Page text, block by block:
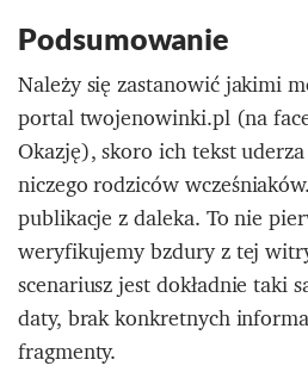
Podsumowanie
Należy się zastanowić jakimi
portal twojenowinki.pl (na
Okazję), skoro ich tekst
niczego rodziców
publikacje z daleka. To nie
weryfikujemy bzdury z tej
scenariusz jest dokładnie taki
daty, brak konkretnych
fragmenty.